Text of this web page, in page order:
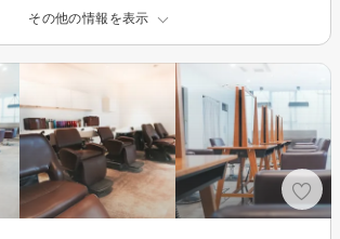
その他の情報を表示